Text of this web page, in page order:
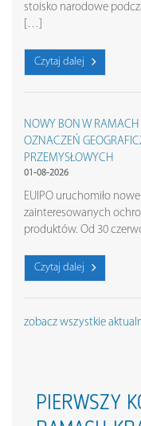
stoisko narodowe
[…]
Czytaj dalej
NOWY BON W
OZNACZEŃ
PRZEMYSŁOWYCH
01-08-2026
EUIPO uruchomiło
zainteresowanych
produktów. Od 30
Czytaj dalej
zobacz wszystkie
PIERWSZY